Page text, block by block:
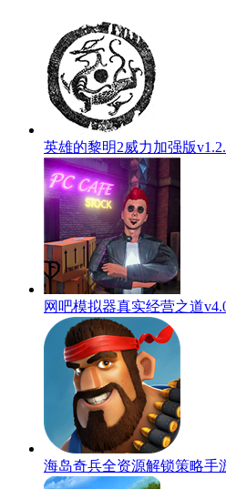
英雄的黎明2威力加强版
网吧模拟器真实经营之道
海岛奇兵全资源解锁策略手